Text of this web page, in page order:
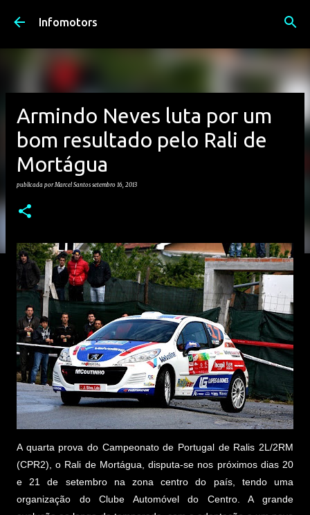
Avançar para o conteúdo principal
Infomotors
Armindo Neves luta por um
bom resultado pelo Rali de
Mortágua
publicada porMarcel Santos setembro 16, 2013
A quarta prova do Campeonato de Portugal de Ralis 2L/2RM
(CPR2), o Rali de Mortágua, disputa-se nos próximos dias 20
e 21 de setembro na zona centro do país, tendo uma
organização do Clube Automóvel do Centro. A grande